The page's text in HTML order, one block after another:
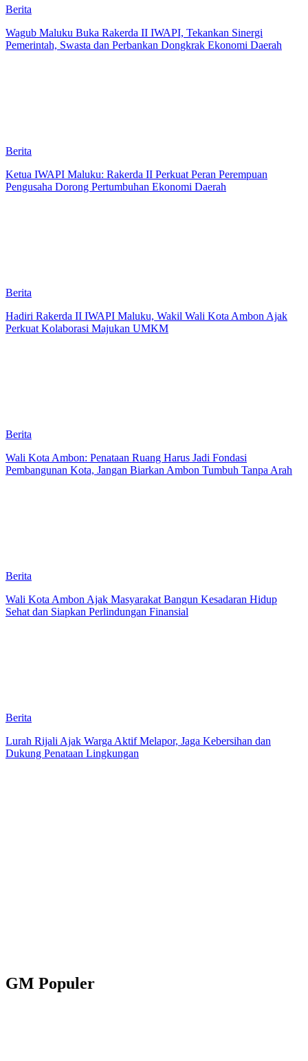
Berita
Wagub Maluku Buka Rakerda II IWAPI, Tekankan Sinergi
Pemerintah, Swasta dan Perbankan Dongkrak Ekonomi Daerah
Berita
Ketua IWAPI Maluku: Rakerda II Perkuat Peran Perempuan
Pengusaha Dorong Pertumbuhan Ekonomi Daerah
Berita
Hadiri Rakerda II IWAPI Maluku, Wakil Wali Kota Ambon Ajak
Perkuat Kolaborasi Majukan UMKM
Berita
Wali Kota Ambon: Penataan Ruang Harus Jadi Fondasi
Pembangunan Kota, Jangan Biarkan Ambon Tumbuh Tanpa Arah
Berita
Wali Kota Ambon Ajak Masyarakat Bangun Kesadaran Hidup
Sehat dan Siapkan Perlindungan Finansial
Berita
Lurah Rijali Ajak Warga Aktif Melapor, Jaga Kebersihan dan
Dukung Penataan Lingkungan
GM Populer